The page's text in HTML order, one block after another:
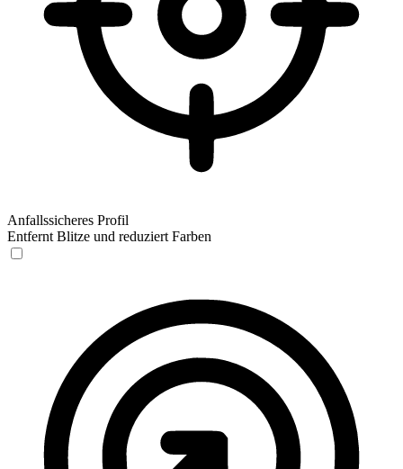
Anfallssicheres Profil
Entfernt Blitze und reduziert Farben